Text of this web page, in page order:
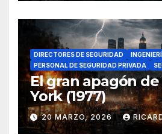
DIRECTORES DE SEGURIDAD
PERSONAL DE SEGURIDAD PRIVADA
El gran apagón
York (1977)
20 MARZO, 2026